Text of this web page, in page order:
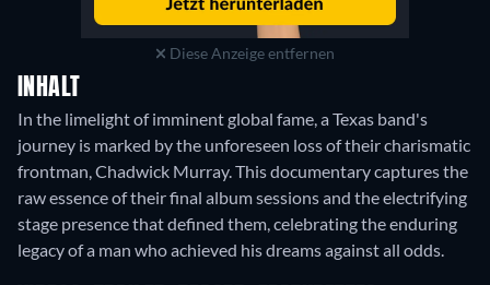
Diese Anzeige entfernen
INHALT
In the limelight of imminent global fame, a Texas band's
journey is marked by the unforeseen loss of their charismatic
frontman, Chadwick Murray. This documentary captures the
raw essence of their final album sessions and the electrifying
stage presence that defined them, celebrating the enduring
legacy of a man who achieved his dreams against all odds.